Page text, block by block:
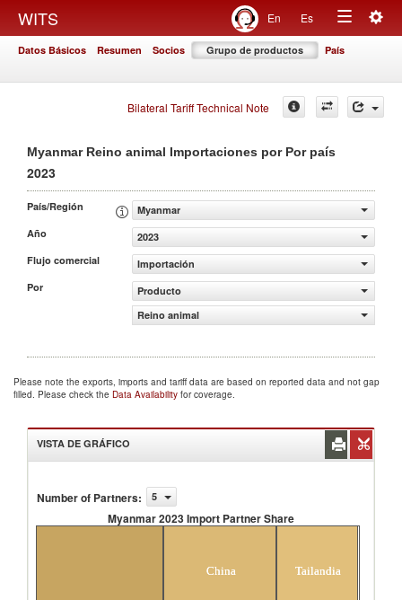
WITS En Es
Toggle
Datos Básicos Resumen Socios Grupo de productos País
Bilateral Tariff Technical Note
Myanmar Reino animal Importaciones por Por país
2023
País/Región
Myanmar
Año
2023
Flujo comercial
Importación
Por
Producto
Reino animal
Please note the exports, imports and tariff data are based on reported data and not gap
filled. Please check the Data Availability for coverage.
VISTA DE GRÁFICO
Number of Partners: 5
Myanmar 2023 Import Partner Share
China Tailandia